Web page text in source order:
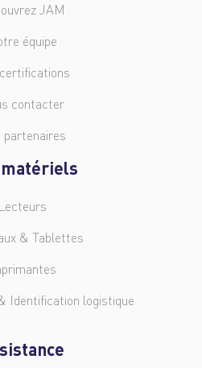
JAM
équipe
contacter
partenaires
Lecteurs
& Tablettes
Identification logistique